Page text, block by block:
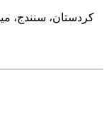
کردستان، سنندج،